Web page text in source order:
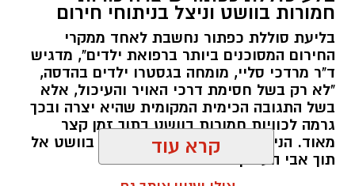
פעילויות ממוקדות, שהובילו למעצר של שלושה
החשודים כסמים מסוכנים, כסף מזומן ואמצעים
נוספים.
בפעילות בלשי תחנת לב הבירה שביצעו חיפוש
ע"פ צו בימ"ש, אותרו שני כלי רכב שעוררו את
חשדם של השוטרים. לאחר מעקב סמוי נעצרו שני
חשודים (27,31) תושבי העיר ירושלים. ובחיפוש בכלי
חמורות בוושט וניצל בניתוחי חירום
בליעת סוללת כפתור נחשבת לאחד ממקרי
החירום המסוכנים ביותר ברפואת ילדים", מדגיש
ד"ר מרדכי סליי, מומחה בגסטרו ילדים בהדסה,
"לא רק בשל חסימת דרכי האויר והעיכול, אלא
בשל התגובה הכימית המקומית שהיא יצרה ובכך
גרמה לכוויות חמורות בוושט בתוך זמן קצר
מאוד. הניתוח הציל אותו מקרע חמור בוושט אל
תוך אבי העורקים״
קרא עוד